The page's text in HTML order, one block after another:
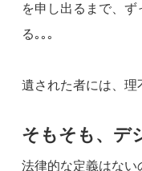
を申し出るまで、
る｡｡｡
遺された者には、理
そもそも、デ
法律的な定義はない